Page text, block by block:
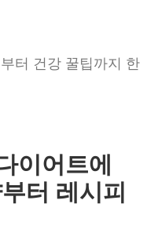
터 건강 꿀팁까지 한
이어트에
터 레시피